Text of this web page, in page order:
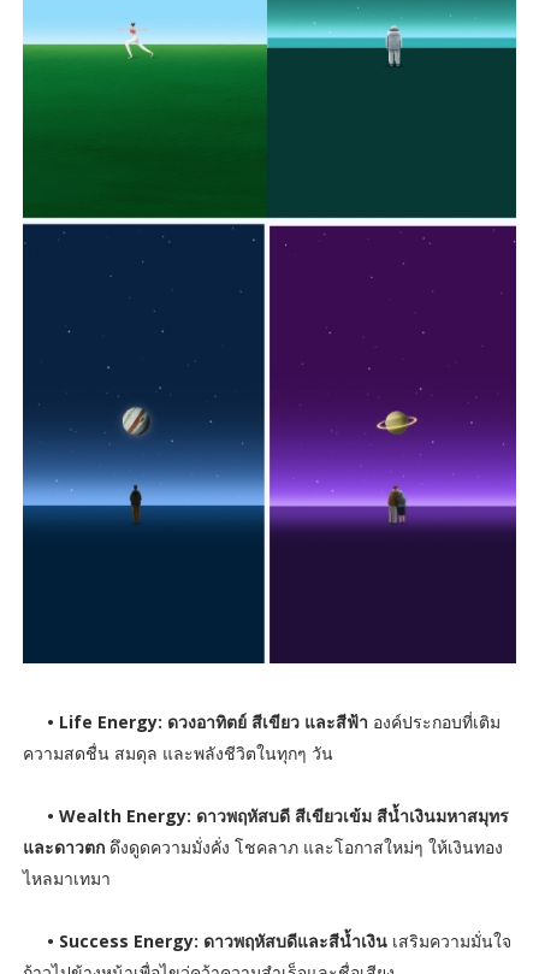
• Life Energy: ดวงอาทิตย์ สีเขียว และสีฟ้า องค์ประกอบที่เติม
ความสดชื่น สมดุล และพลังชีวิตในทุกๆ วัน
• Wealth Energy: ดาวพฤหัสบดี สีเขียวเข้ม สีน้ำเงินมหาสมุทร
และดาวตกดึงดูดความมั่งคั่ง โชคลาภ และโอกาสใหม่ๆ ให้เงินทอง
ไหลมาเทมา
• Success Energy: ดาวพฤหัสบดีและสีน้ำเงินเสริมความมั่นใจ